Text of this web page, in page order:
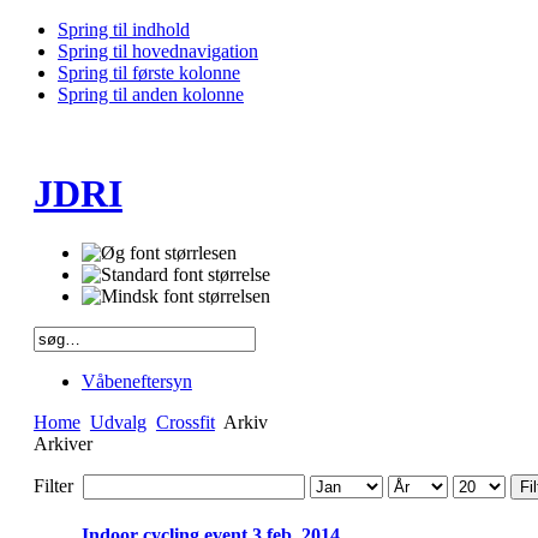
Spring til indhold
Spring til hovednavigation
Spring til første kolonne
Spring til anden kolonne
JDRI
Våbeneftersyn
Home Udvalg Crossfit Arkiv
Arkiver
Filter